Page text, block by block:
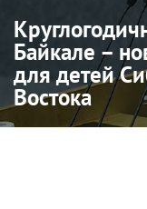
Байкале –
для детей
Востока